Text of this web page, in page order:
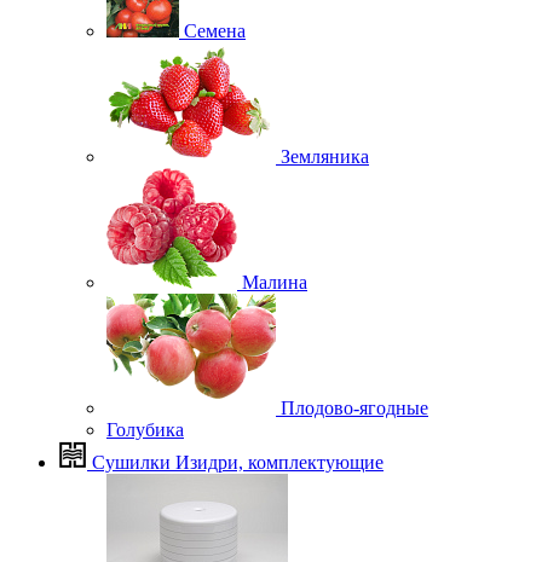
Семена
Земляника
Малина
Плодово-ягодные
Голубика
Сушилки Изидри, комплектующие